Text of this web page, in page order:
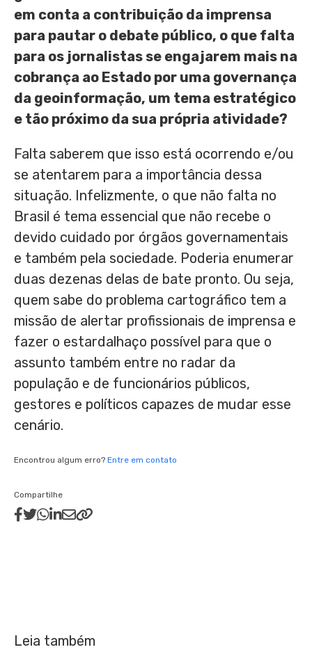
em conta a contribuição da imprensa
para pautar o debate público, o que falta
para os jornalistas se engajarem mais na
cobrança ao Estado por uma governança
da geoinformação, um tema estratégico
e tão próximo da sua própria atividade?
Falta saberem que isso está ocorrendo e/ou
se atentarem para a importância dessa
situação. Infelizmente, o que não falta no
Brasil é tema essencial que não recebe o
devido cuidado por órgãos governamentais
e também pela sociedade. Poderia enumerar
duas dezenas delas de bate pronto. Ou seja,
quem sabe do problema cartográfico tem a
missão de alertar profissionais de imprensa e
fazer o estardalhaço possível para que o
assunto também entre no radar da
população e de funcionários públicos,
gestores e políticos capazes de mudar esse
cenário.
Encontrou algum erro? Entre em contato
Compartilhe
Leia também